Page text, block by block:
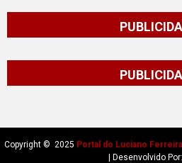
Copyright © 2025 Portal do Luciano Ferreira
| Desenvolvido Por: